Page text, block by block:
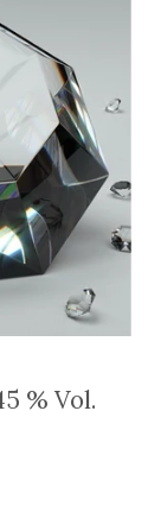
% Vol.
25,90 €
€)